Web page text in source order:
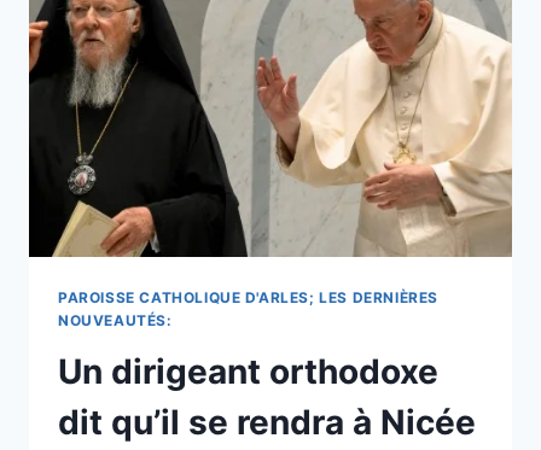
APPARITIONS
POUR
CONTRECARRER
LES
CANULARS
SUR
RÉSEAUX
SOCIAUX
LA
MARIE.
PAROISSE CATHOLIQUE D'ARLES; LES DERNIÈRES
NOUVEAUTÉS:
Un dirigeant orthodoxe
dit qu’il se rendra à Nicée